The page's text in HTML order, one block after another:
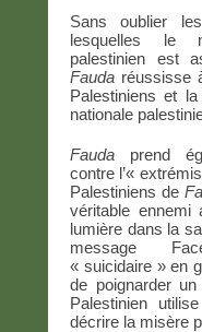
Sans oublier
lesquelles le
palestinien est
Fauda réussisse
Palestiniens et la
nationale
Fauda prend
contre l’«
Palestiniens de
véritable
lumière dans la
message
« suicidaire » en
de poignarder
Palestinien
décrire la misère